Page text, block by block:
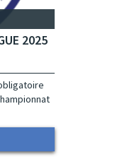
2025